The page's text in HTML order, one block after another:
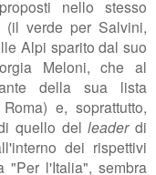
nello stesso
(il verde per Salvini,
Alpi sparito dal suo
Meloni, che al
della sua lista
e, soprattutto,
quello delleaderdi
dei rispettivi
"Per l'Italia", sembra